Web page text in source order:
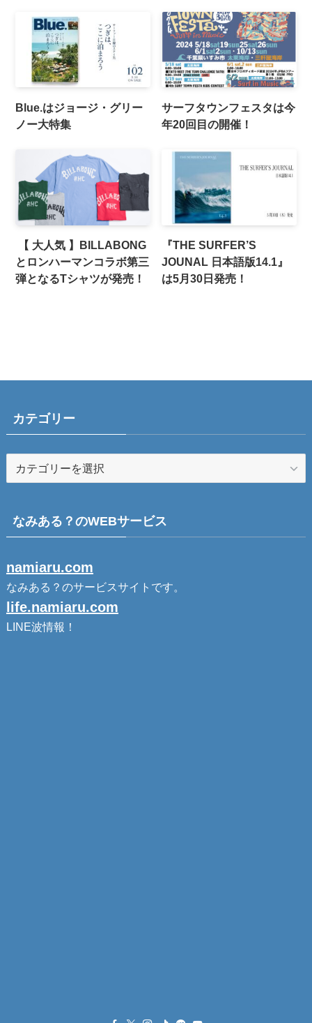
Blue.はジョージ・グリー
ノー大特集
サーフタウンフェスタは今
年20回目の開催！
【 大人気 】BILLABONG
とロンハーマンコラボ第三
弾となるTシャツが発売！
『THE SURFER’S
JOUNAL 日本語版14.1』
は5月30日発売！
カテゴリー
なみある？のWEBサービス
namiaru.com
なみある？のサービスサイトです。
life.namiaru.com
LINE波情報！